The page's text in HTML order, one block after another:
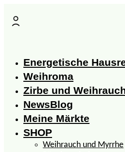
Inhalt
Energetische
Weihroma
Zirbe und
NewsBlog
Meine Märkte
SHOP
Weihrauch und Myrrhe